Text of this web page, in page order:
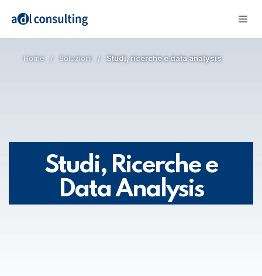
Home Soluzioni Studi, ricerche e data analysis
Studi, Ricerche e
Data Analysis